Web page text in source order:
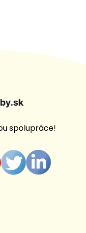
spolupráce!